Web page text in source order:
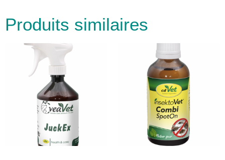
Produits similaires